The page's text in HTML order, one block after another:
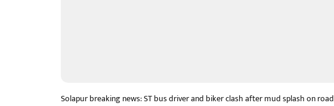
Solapur breaking news: ST bus driver and biker clash after mud splash on road